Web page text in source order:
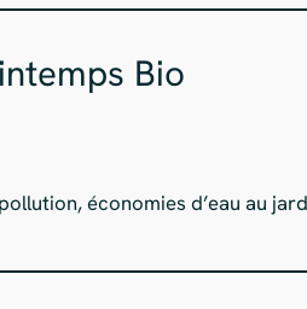
Bio
économies d’eau au